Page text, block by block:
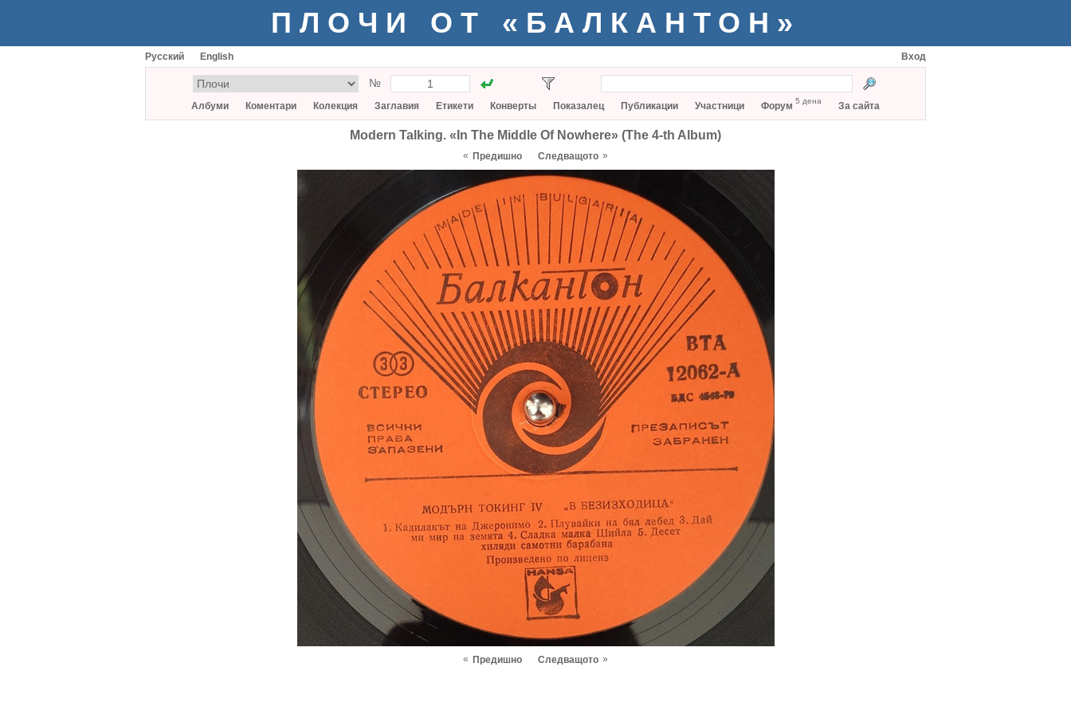
ПЛОЧИ ОТ «БАЛКАНТОН»
Русский English Вход
№
Албуми Коментари Колекция Заглавия Етикети Конверты Показалец Публикации Участници Форум 5 дена За сайта
Modern Talking. «In The Middle Of Nowhere» (The 4-th Album)
« Предишно Следващото »
« Предишно Следващото »